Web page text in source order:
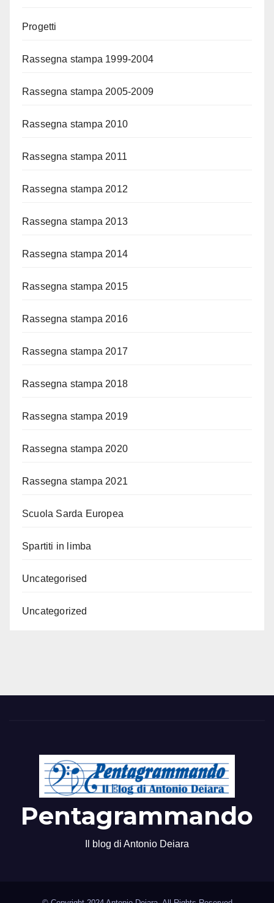
Progetti
Rassegna stampa 1999-2004
Rassegna stampa 2005-2009
Rassegna stampa 2010
Rassegna stampa 2011
Rassegna stampa 2012
Rassegna stampa 2013
Rassegna stampa 2014
Rassegna stampa 2015
Rassegna stampa 2016
Rassegna stampa 2017
Rassegna stampa 2018
Rassegna stampa 2019
Rassegna stampa 2020
Rassegna stampa 2021
Scuola Sarda Europea
Spartiti in limba
Uncategorised
Uncategorized
Pentagrammando
Il blog di Antonio Deiara